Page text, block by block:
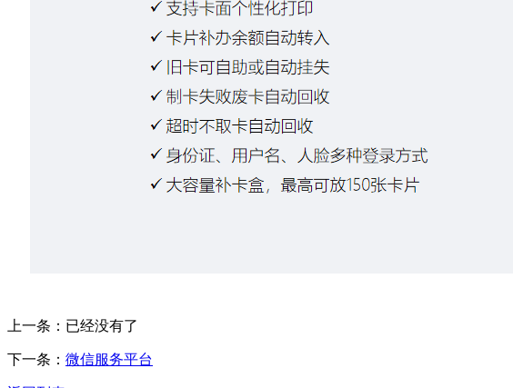
上一条：已经没有了
下一条： 微信服务平台